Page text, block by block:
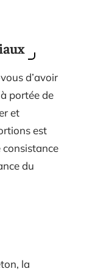
d’avoir
portée de
et
est
du
la